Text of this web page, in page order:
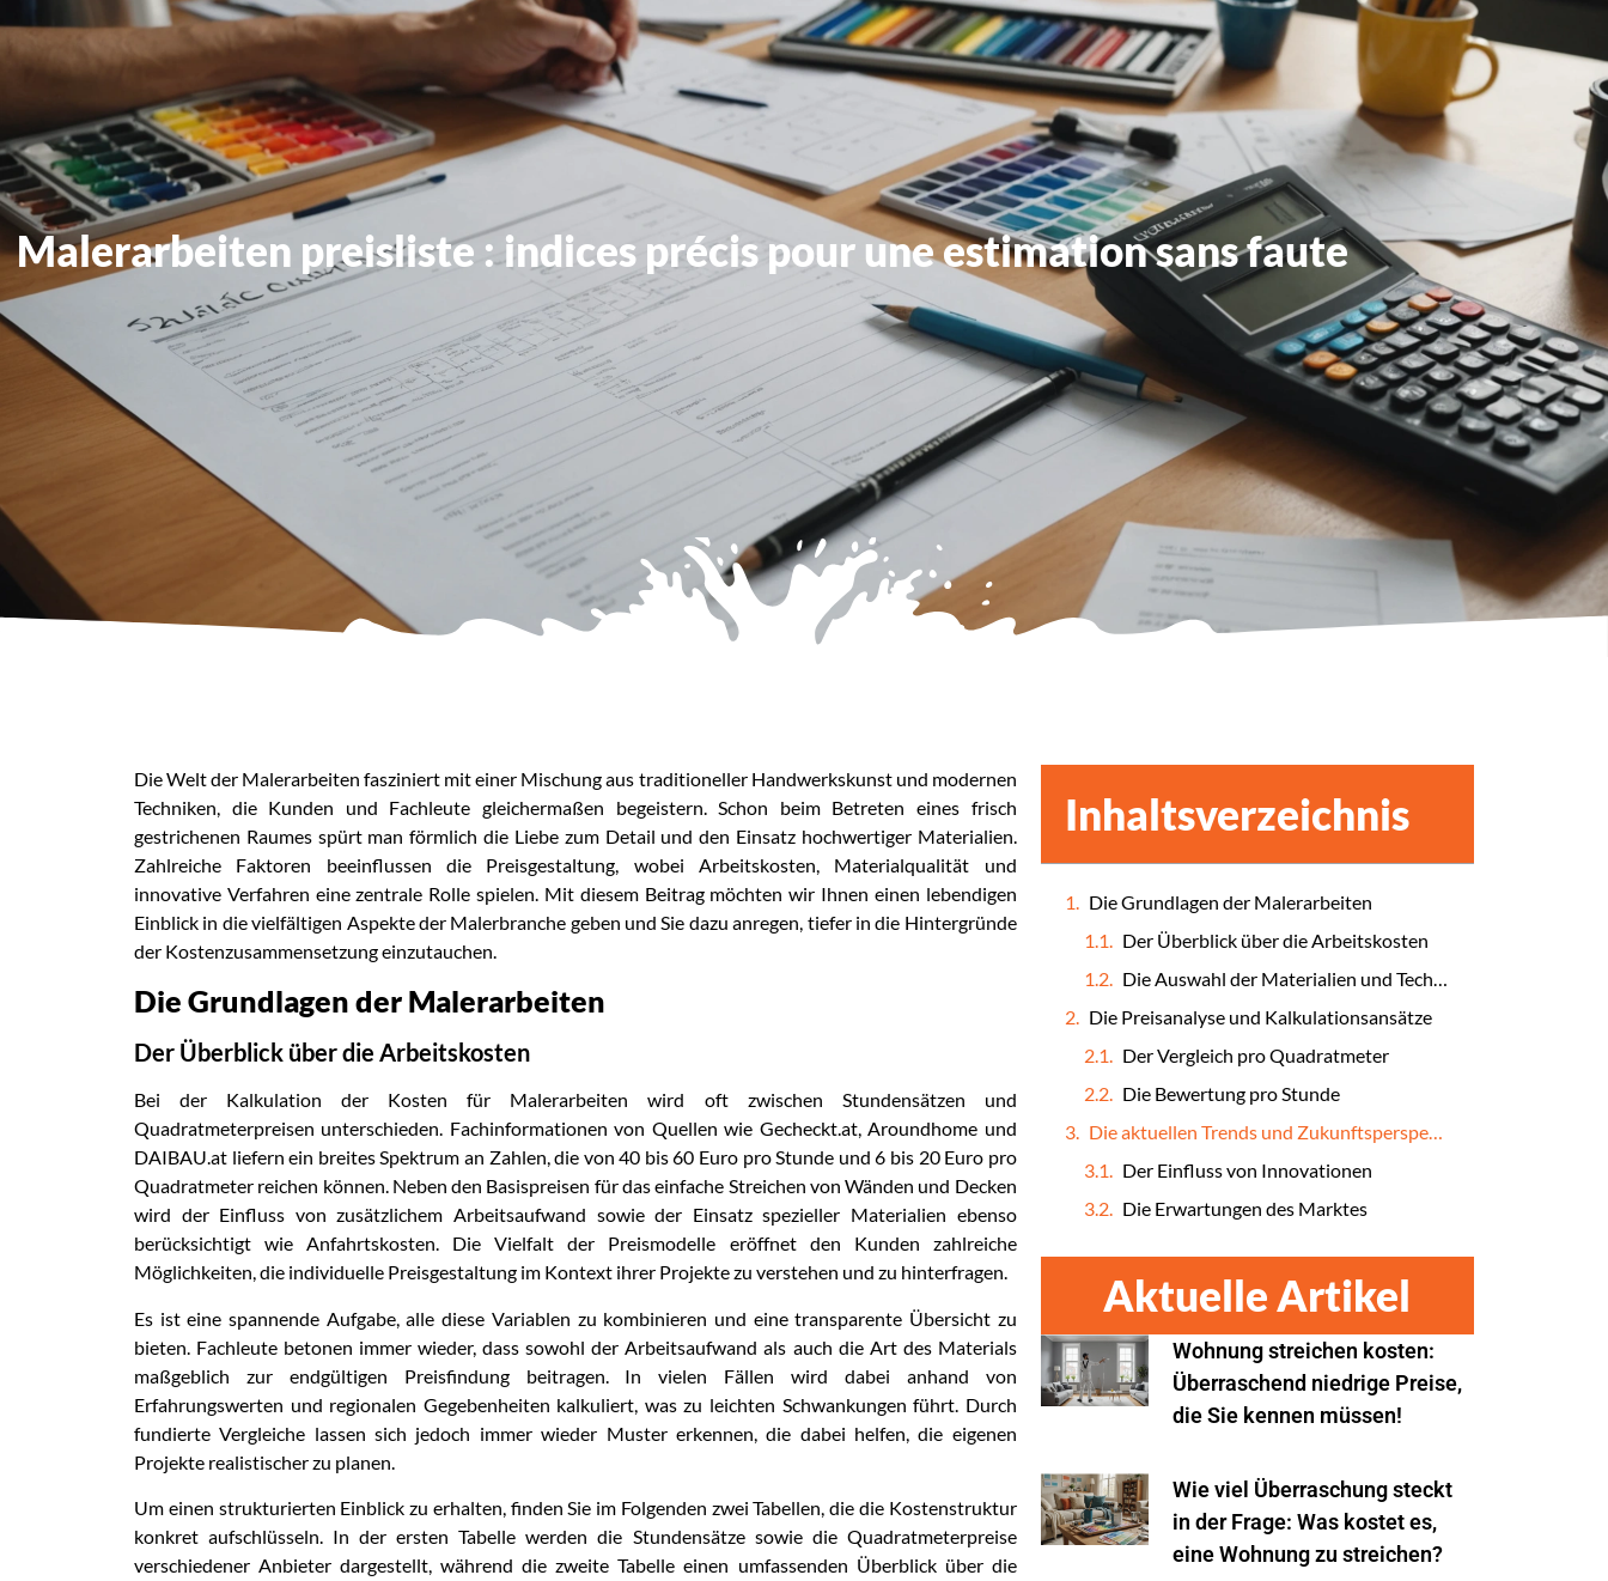
Malerarbeiten preisliste : indices précis pour une estimation sans faute
Die Welt der Malerarbeiten fasziniert mit einer Mischung aus traditioneller Handwerkskunst und modernen
Techniken, die Kunden und Fachleute gleichermaßen begeistern. Schon beim Betreten eines frisch
gestrichenen Raumes spürt man förmlich die Liebe zum Detail und den Einsatz hochwertiger Materialien.
Zahlreiche Faktoren beeinflussen die Preisgestaltung, wobei Arbeitskosten, Materialqualität und
innovative Verfahren eine zentrale Rolle spielen. Mit diesem Beitrag möchten wir Ihnen einen lebendigen
Einblick in die vielfältigen Aspekte der Malerbranche geben und Sie dazu anregen, tiefer in die Hintergründe
der Kostenzusammensetzung einzutauchen.
Die Grundlagen der Malerarbeiten
Der Überblick über die Arbeitskosten
Bei der Kalkulation der Kosten für Malerarbeiten wird oft zwischen Stundensätzen und
Quadratmeterpreisen unterschieden. Fachinformationen von Quellen wie Gecheckt.at, Aroundhome und
DAIBAU.at liefern ein breites Spektrum an Zahlen, die von 40 bis 60 Euro pro Stunde und 6 bis 20 Euro pro
Quadratmeter reichen können. Neben den Basispreisen für das einfache Streichen von Wänden und Decken
wird der Einfluss von zusätzlichem Arbeitsaufwand sowie der Einsatz spezieller Materialien ebenso
berücksichtigt wie Anfahrtskosten. Die Vielfalt der Preismodelle eröffnet den Kunden zahlreiche
Möglichkeiten, die individuelle Preisgestaltung im Kontext ihrer Projekte zu verstehen und zu hinterfragen.
Es ist eine spannende Aufgabe, alle diese Variablen zu kombinieren und eine transparente Übersicht zu
bieten. Fachleute betonen immer wieder, dass sowohl der Arbeitsaufwand als auch die Art des Materials
maßgeblich zur endgültigen Preisfindung beitragen. In vielen Fällen wird dabei anhand von
Erfahrungswerten und regionalen Gegebenheiten kalkuliert, was zu leichten Schwankungen führt. Durch
fundierte Vergleiche lassen sich jedoch immer wieder Muster erkennen, die dabei helfen, die eigenen
Projekte realistischer zu planen.
Um einen strukturierten Einblick zu erhalten, finden Sie im Folgenden zwei Tabellen, die die Kostenstruktur
konkret aufschlüsseln. In der ersten Tabelle werden die Stundensätze sowie die Quadratmeterpreise
verschiedener Anbieter dargestellt, während die zweite Tabelle einen umfassenden Überblick über die
Inhaltsverzeichnis
Die Grundlagen der Malerarbeiten
Der Überblick über die Arbeitskosten
Die Auswahl der Materialien und Techniken
Die Preisanalyse und Kalkulationsansätze
Der Vergleich pro Quadratmeter
Die Bewertung pro Stunde
Die aktuellen Trends und Zukunftsperspektiven
Der Einfluss von Innovationen
Die Erwartungen des Marktes
Aktuelle Artikel
Wohnung streichen kosten:
Überraschend niedrige Preise,
die Sie kennen müssen!
Wie viel Überraschung steckt
in der Frage: Was kostet es,
eine Wohnung zu streichen?